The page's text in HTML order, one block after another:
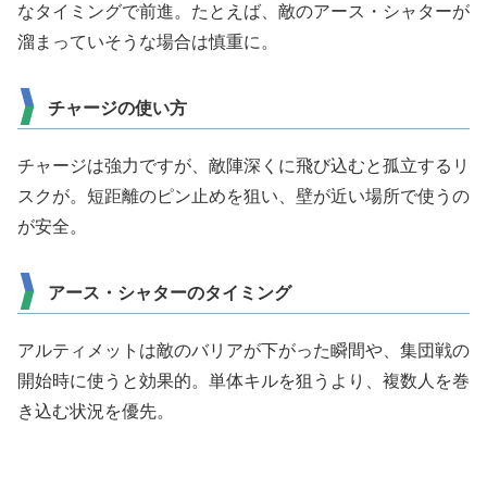
なタイミングで前進。たとえば、敵のアース・シャターが
溜まっていそうな場合は慎重に。
チャージの使い方
チャージは強力ですが、敵陣深くに飛び込むと孤立するリ
スクが。短距離のピン止めを狙い、壁が近い場所で使うの
が安全。
アース・シャターのタイミング
アルティメットは敵のバリアが下がった瞬間や、集団戦の
開始時に使うと効果的。単体キルを狙うより、複数人を巻
き込む状況を優先。